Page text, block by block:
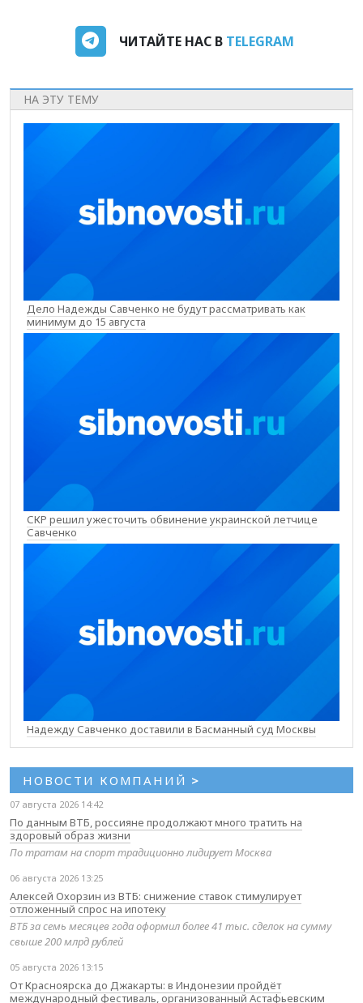
ЧИТАЙТЕ НАС В TELEGRAM
НА ЭТУ ТЕМУ
Дело Надежды Савченко не будут рассматривать как
минимум до 15 августа
СКР решил ужесточить обвинение украинской летчице
Савченко
Надежду Савченко доставили в Басманный суд Москвы
НОВОСТИ КОМПАНИЙ >
07 августа 2026 14:42
По данным ВТБ, россияне продолжают много тратить на
здоровый образ жизни
По тратам на спорт традиционно лидирует Москва
06 августа 2026 13:25
Алексей Охорзин из ВТБ: снижение ставок стимулирует
отложенный спрос на ипотеку
ВТБ за семь месяцев года оформил более 41 тыс. сделок на сумму
свыше 200 млрд рублей
05 августа 2026 13:15
От Красноярска до Джакарты: в Индонезии пройдёт
международный фестиваль, организованный Астафьевским